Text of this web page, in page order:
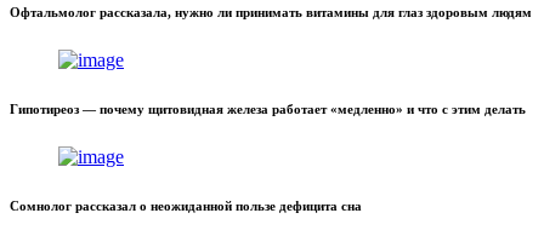
Офтальмолог рассказала, нужно ли принимать витамины для глаз здоровым людям
Гипотиреоз — почему щитовидная железа работает «медленно» и что с этим делать
Сомнолог рассказал о неожиданной пользе дефицита сна